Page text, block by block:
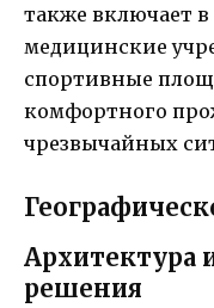
также включает
медицинские
спортивные
комфортного
чрезвычайных
Архитектура
решения